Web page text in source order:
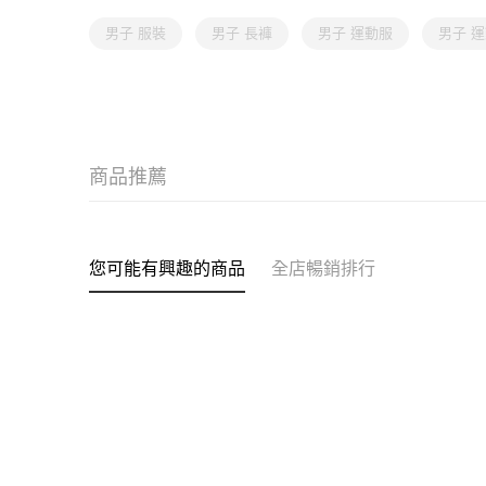
男子 服裝 男子 長褲 男子 運動服 男子
商品推薦
您可能有興趣的商品 全店暢銷排行